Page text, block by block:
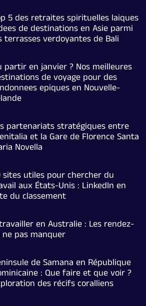
5 des retraites spirituelles laiques
de destinations en Asie parmi
terrasses verdoyantes de Bali
partir en janvier ? Nos meilleures
de voyage pour des
epiques en Nouvelle-
partenariats stratégiques entre
et la Gare de Florence Santa
Novella
sites utiles pour chercher du
aux États-Unis : LinkedIn en
du classement
en Australie : Les rendez-
pas manquer
de Samana en République
: Que faire et que voir ?
des récifs coralliens